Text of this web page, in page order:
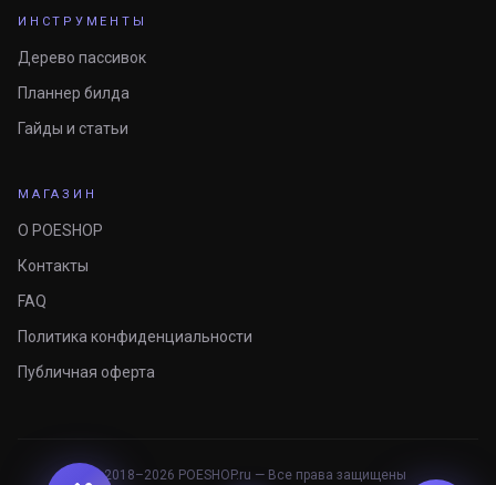
ИНСТРУМЕНТЫ
Дерево пассивок
Планнер билда
Гайды и статьи
МАГАЗИН
О POESHOP
Контакты
FAQ
Политика конфиденциальности
Публичная оферта
© 2018–2026 POESHOP.ru — Все права защищены